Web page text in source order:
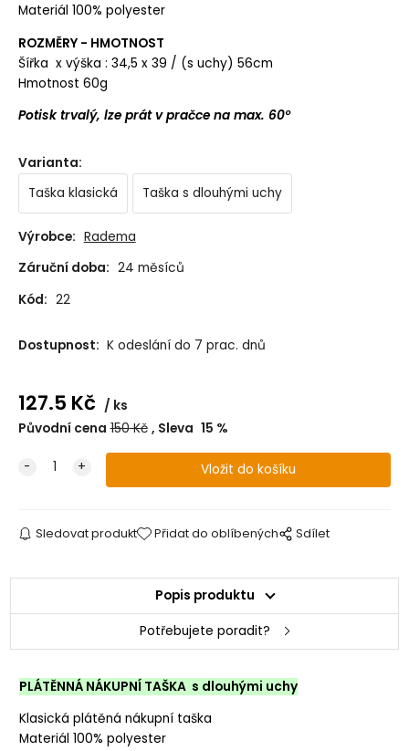
Materiál 100% polyester
ROZMĚRY - HMOTNOST
Šířka x výška : 34,5 x 39 / (s uchy) 56cm
Hmotnost 60g
Potisk trvalý, lze prát v pračce na max. 60°
Varianta:
Taška klasická
Taška s dlouhými uchy
Výrobce: Radema
Záruční doba: 24 měsíců
Kód: 22
Dostupnost: K odeslání do 7 prac. dnů
127.5 Kč
ks
Původní cena 150Kč Sleva 15 %
Sledovat produkt Přidat do oblíbených Sdílet
Popis produktu
Potřebujete poradit?
PLÁTĚNNÁ NÁKUPNÍ TAŠKA s dlouhými uchy
Klasická plátěná nákupní taška
Materiál 100% polyester